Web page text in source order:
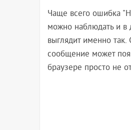
Чаще всего ошибка
можно наблюдать и в
выглядит именно
сообщение может
браузере просто не